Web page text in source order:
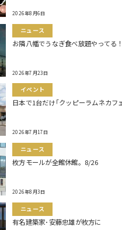
2026年8月6日
ニュース
お隣八幡でうなぎ食べ放題やってる！
2026年7月23日
イベント
日本で1台だけ｢クッピーラムネカフ
2026年7月17日
ニュース
枚方モールが全館休館。8/26
2026年8月3日
ニュース
有名建築家･安藤忠雄が枚方に